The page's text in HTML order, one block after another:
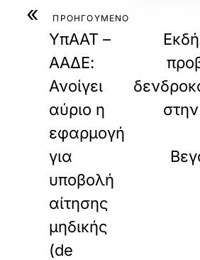
« ΠΡΟΗΓΟΥΜΕΝΟ
YπΑΑΤ –
ΑΑΔΕ:
Ανοίγει
αύριο η
εφαρμογή
για
υποβολή
αίτησης
μηδικής
(de